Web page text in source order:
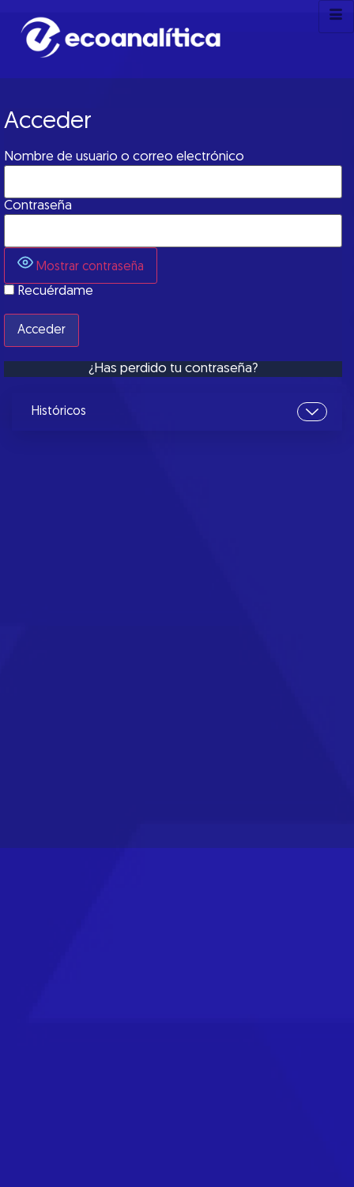
Acceder
Nombre de usuario o correo electrónico
Contraseña
Mostrar contraseña
Recuérdame
¿Has perdido tu contraseña?
Históricos